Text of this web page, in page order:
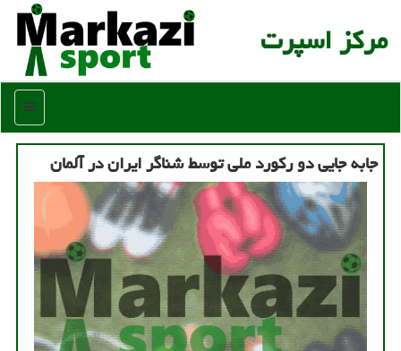
مركز اسپرت
منو
جابه جایی دو رکورد ملی توسط شناگر ایران در آلمان